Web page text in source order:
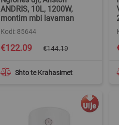
ANDRIS, 10L, 1200W,
montim mbi lavaman
Kodi: 85644
Shto te Krahasimet
Special
Price
€122.09 €144.19